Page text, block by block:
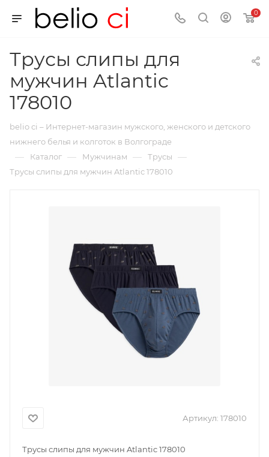
0
Трусы слипы для
мужчин Atlantic
178010
belio ci – Интернет-магазин мужского, женского и детского
нижнего белья и колготок в Волгограде
— Каталог — Мужчинам — Трусы —
Трусы слипы для мужчин Atlantic 178010
Артикул: 178010
Трусы слипы для мужчин Atlantic 178010